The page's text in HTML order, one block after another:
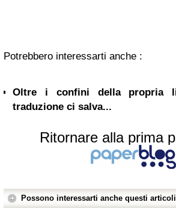
Potrebbero interessarti anche :
Oltre i confini della propria
traduzione ci salva...
Ritornare alla prima
Possono interessarti anche questi